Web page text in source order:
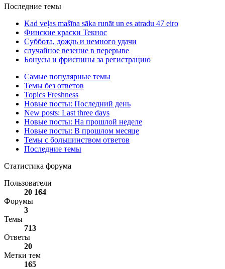
Последние темы
Kad veļas mašīna sāka runāt un es atradu 47 eiro
Финские краски Текнос
Суббота, дождь и немного удачи
случайное везение в перерыве
Бонусы и фриспины за регистрацию
Самые популярные темы
Темы без ответов
Topics Freshness
Новые посты: Последний день
New posts: Last three days
Новые посты: На прошлой неделе
Новые посты: В прошлом месяце
Темы с большинством ответов
Последние темы
Статистика форума
Пользователи
20 164
Форумы
3
Темы
713
Ответы
20
Метки тем
165